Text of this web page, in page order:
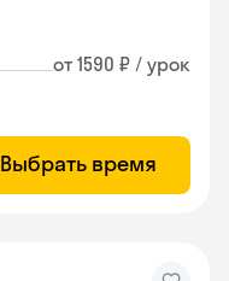
от 1590 ₽ / урок
Выбрать время